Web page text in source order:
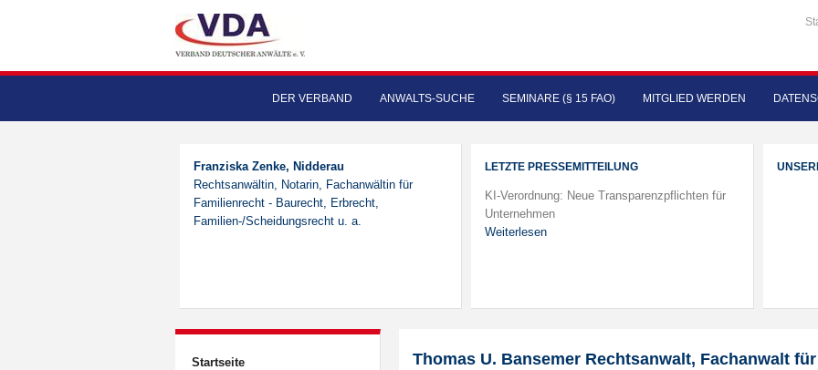
DER VERBAND ANWALTS-SUCHE SEMINARE (§ 15 FAO) MITGLIED WERDEN
Franziska Zenke, Nidderau
Rechtsanwältin, Notarin, Fachanwältin für
Familienrecht - Baurecht, Erbrecht,
Familien-/Scheidungsrecht u. a.
LETZTE PRESSEMITTEILUNG
KI-Verordnung: Neue Transparenzpflichten für
Unternehmen
Weiterlesen
Startseite Thomas U. Bansemer Rechtsanwalt, Fachanwalt